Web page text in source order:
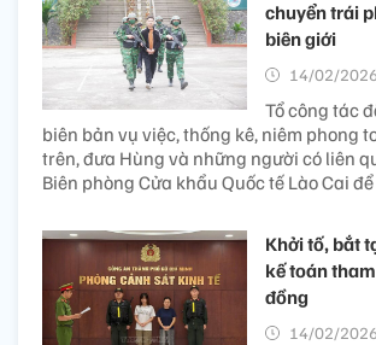
chuyển trái
biên giới
14/02/
Tổ công tác
biên bản vụ việc, thống kê, niêm phong
trên, đưa Hùng và những người có liên
Biên phòng Cửa khẩu Quốc tế Lào Cai
Khởi tố, bắt
kế toán
đồng
14/02/